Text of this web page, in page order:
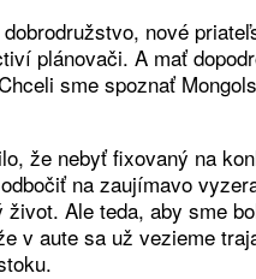
nové
plánovači. A mať
sme spoznať
že nebyť fixovaný na
na zaujímavo
Ale teda, aby sme
v aute sa už vezieme